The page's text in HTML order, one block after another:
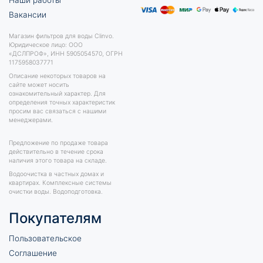
Вакансии
Магазин фильтров для воды Clinvo.
Юридическое лицо: ООО
«ДСЛПРОФ», ИНН 5905054570, ОГРН
1175958037771
Описание некоторых товаров на
сайте может носить
ознакомительный характер. Для
определения точных характеристик
просим вас связаться с нашими
менеджерами.
Предложение по продаже товара
действительно в течение срока
наличия этого товара на складе.
Водоочиcтка в частных домах и
квартирах. Комплексные системы
очистки воды. Водоподготовка.
Покупателям
Пользовательское
Соглашение